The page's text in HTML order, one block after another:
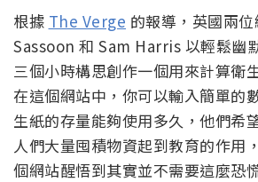
根據 The Verge 的報導，英國兩
Sassoon 和 Sam Harris 以輕鬆幽
三個小時構思創作一個用來計算衛
在這個網站中，你可以輸入簡單的
生紙的存量能夠使用多久，他們希
人們大量囤積物資起到教育的作用
個網站醒悟到其實並不需要這麼恐